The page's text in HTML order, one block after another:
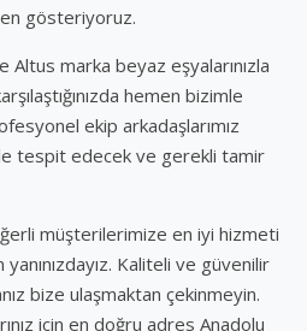
gösteriyoruz.
marka beyaz eşyalarınızla
hemen bizimle
ekip arkadaşlarımız
tespit edecek ve gerekli tamir
müşterilerimize en iyi hizmeti
Kaliteli ve güvenilir
bize ulaşmaktan çekinmeyin.
için en doğru adres Anadolu